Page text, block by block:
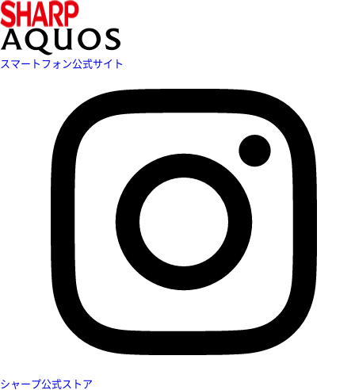
スマートフォン公式サイト
シャープ公式ストア